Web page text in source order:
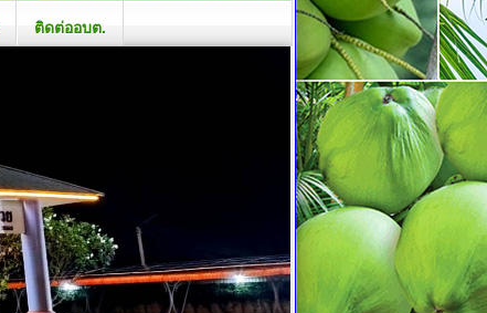
ติดต่ออบต.